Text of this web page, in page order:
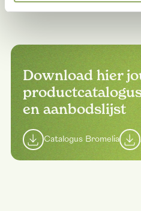
Download hier
en aanbodslijst
Catalogus Bromelia